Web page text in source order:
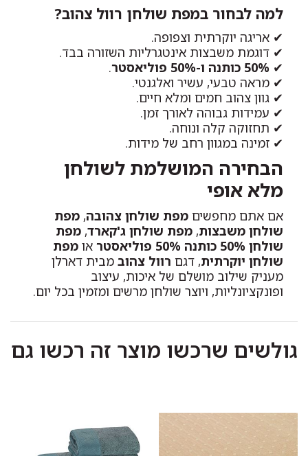
למה לבחור במפת שולחן רוול צהוב?
✔ אריגה יוקרתית וצפופה.
✔ דוגמת משבצות אינטגרליות השזורה בבד.
✔ 50% כותנה ו-50% פוליאסטר
.
✔ מראה טבעי, עשיר ואלגנטי.
✔ גוון צהוב חמים ומלא חיים.
✔ עמידות גבוהה לאורך זמן.
✔ תחזוקה קלה ונוחה.
✔ זמינה במגוון רחב של מידות.
הבחירה המושלמת לשולחן
מלא אופי
אם אתם מחפשים מפת שולחן צהובה, מפת
שולחן משבצות, מפת שולחן ג'קארד, מפת
שולחן 50% כותנה 50% פוליאסטר
או מפת
שולחן יוקרתית, דגם רוול צהוב מבית דארלן
מעניק שילוב מושלם של איכות, עיצוב
ופונקציונליות, ויוצר שולחן מרשים ומזמין בכל יום.
גולשים שרכשו מוצר זה רכשו גם